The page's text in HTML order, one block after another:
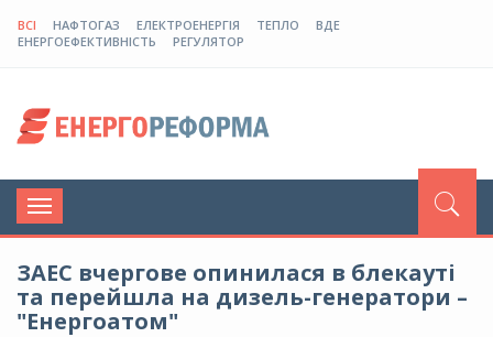
ВСІ НАФТОГАЗ ЕЛЕКТРОЕНЕРГІЯ ТЕПЛО
ВДЕ
ЕНЕРГОЕФЕКТИВНІСТЬ
РЕГУЛЯТОР
Toggle
navigation
ЗАЕС вчергове опинилася в блекауті
та перейшла на дизель-генератори –
"Енергоатом"